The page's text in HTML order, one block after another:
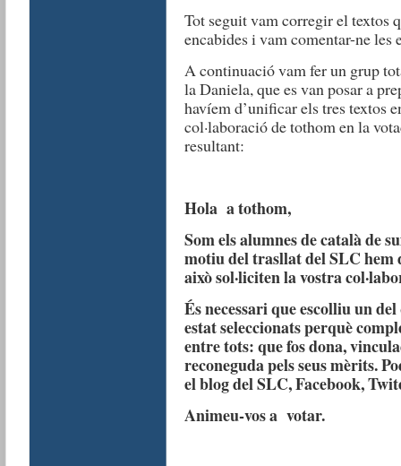
Tot seguit vam corregir el textos
encabides i vam comentar-ne les
A continuació vam fer un grup
la Daniela, que es van posar a
havíem d’unificar els tres textos
col·laboració de tothom en la
resultant:
Hola a tothom,
Som els alumnes de català de
motiu del trasllat del SLC hem
això sol·liciten la vostra
És necessari que escolliu un
estat seleccionats perquè
entre tots: que fos dona,
reconeguda pels seus mèrits.
el blog del SLC, Facebook,
Animeu-vos a votar.